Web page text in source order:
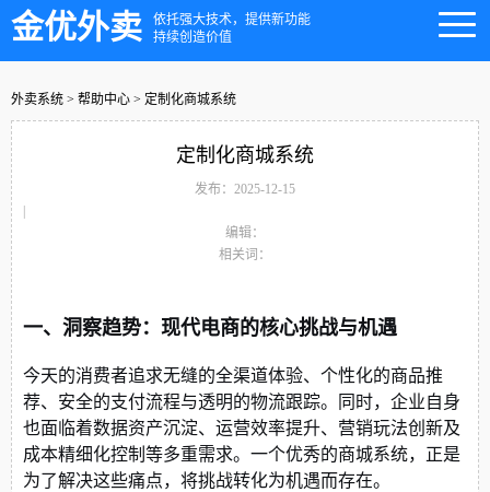
金优外卖
依托强大技术，提供新功能
持续创造价值
外卖系统 > 帮助中心 > 定制化商城系统
定制化商城系统
发布：2025-12-15
编辑：
相关词：
一、洞察趋势：现代电商的核心挑战与机遇
今天的消费者追求无缝的全渠道体验、个性化的商品推
荐、安全的支付流程与透明的物流跟踪。同时，企业自身
也面临着数据资产沉淀、运营效率提升、营销玩法创新及
成本精细化控制等多重需求。一个优秀的商城系统，正是
为了解决这些痛点，将挑战转化为机遇而存在。